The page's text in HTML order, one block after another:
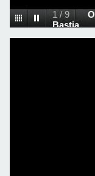
1 /9
Bastia